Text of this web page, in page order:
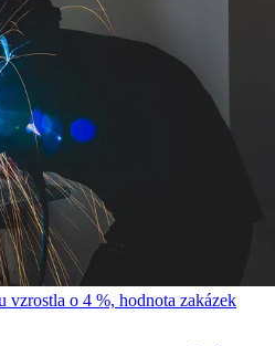
vzrostla o 4 %, hodnota zakázek